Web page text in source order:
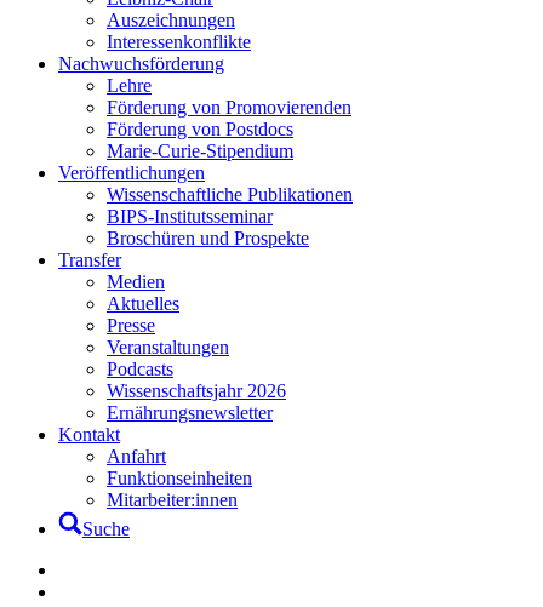
Auszeichnungen
Interessenkonflikte
Nachwuchsförderung
Lehre
Förderung von Promovierenden
Förderung von Postdocs
Marie-Curie-Stipendium
Veröffentlichungen
Wissenschaftliche Publikationen
BIPS-Institutsseminar
Broschüren und Prospekte
Transfer
Medien
Aktuelles
Presse
Veranstaltungen
Podcasts
Wissenschaftsjahr 2026
Ernährungsnewsletter
Kontakt
Anfahrt
Funktionseinheiten
Mitarbeiter:innen
Suche